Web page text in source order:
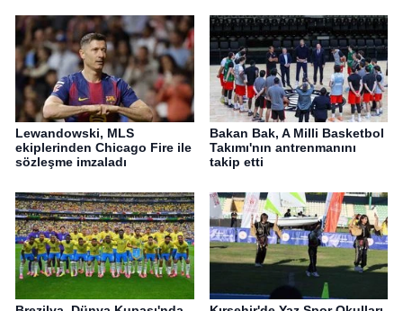
Lewandowski, MLS
ekiplerinden Chicago Fire ile
sözleşme imzaladı
Bakan Bak, A Milli Basketbol
Takımı'nın antrenmanını
takip etti